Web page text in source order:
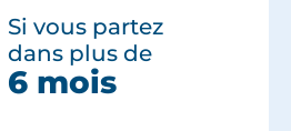
3 850
3 850
Si vous partez
dans plus de
6 mois